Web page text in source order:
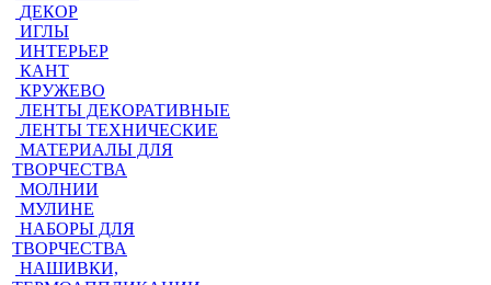
ДЕКОР
ИГЛЫ
ИНТЕРЬЕР
КАНТ
КРУЖЕВО
ЛЕНТЫ ДЕКОРАТИВНЫЕ
ЛЕНТЫ ТЕХНИЧЕСКИЕ
МАТЕРИАЛЫ ДЛЯ
ТВОРЧЕСТВА
МОЛНИИ
МУЛИНЕ
НАБОРЫ ДЛЯ
ТВОРЧЕСТВА
НАШИВКИ,